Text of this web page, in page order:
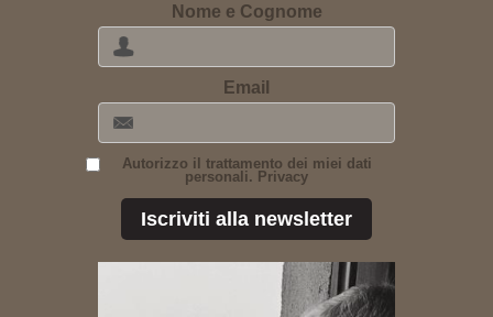
Nome e Cognome
Email
Autorizzo il trattamento dei miei dati
personali. Privacy
Iscriviti alla newsletter